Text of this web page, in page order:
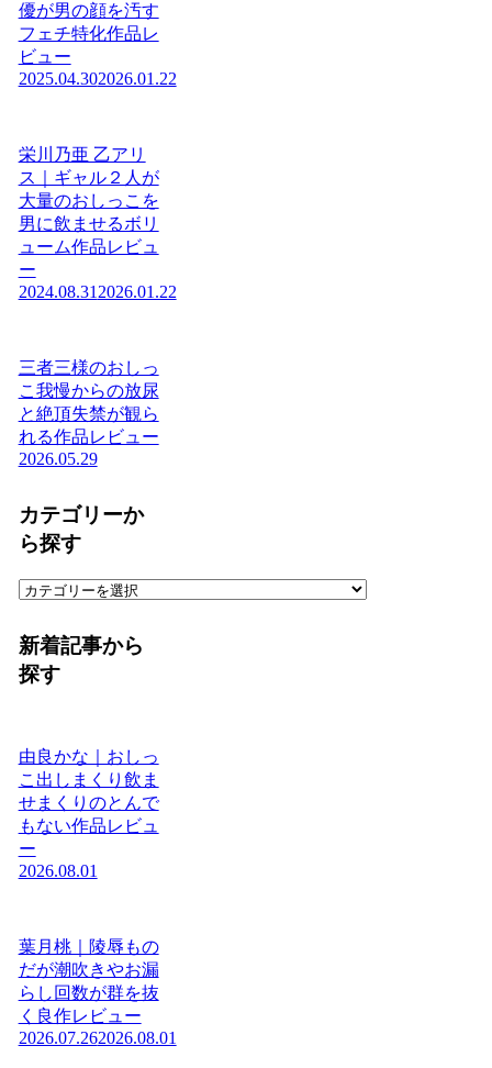
優が男の顔を汚す
フェチ特化作品レ
ビュー
2025.04.302026.01.22
栄川乃亜 乙アリ
ス｜ギャル２人が
大量のおしっこを
男に飲ませるボリ
ューム作品レビュ
ー
2024.08.312026.01.22
三者三様のおしっ
こ我慢からの放尿
と絶頂失禁が観ら
れる作品レビュー
2026.05.29
カテゴリーか
ら探す
カ
ゴ
リ
ー
探
す
新着記事から
探す
由良かな｜おしっ
こ出しまくり飲ま
せまくりのとんで
もない作品レビュ
ー
2026.08.01
葉月桃｜陵辱もの
だが潮吹きやお漏
らし回数が群を抜
く良作レビュー
2026.07.262026.08.01